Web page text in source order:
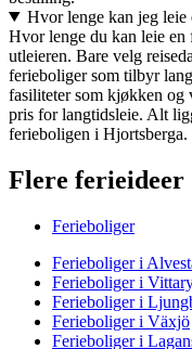
Hvor lenge kan jeg
Hvor lenge du kan leie
utleieren. Bare velg
ferieboliger som tilbyr
fasiliteter som kjøkken og
pris for langtidsleie. Alt
ferieboligen i Hjortsberga.
Flere ferieideer
Ferieboliger
Ferieboliger i
Ferieboliger i
Ferieboliger i
Ferieboliger i Växjö
Ferieboliger i